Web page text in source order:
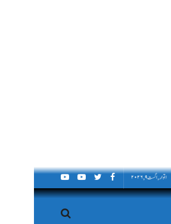
اتوار, اگست ۹, ۲۰۲۶